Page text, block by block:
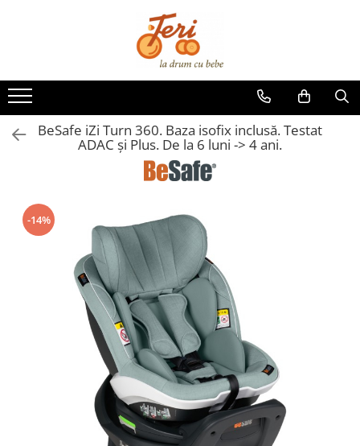
SCOICI
SCAUNE ROTATIVE
SCAUNE REAR FACING
BeSafe iZi Turn 360. Baza isofix inclusă. Testat
ADAC și Plus. De la 6 luni -> 4 ani.
-14%